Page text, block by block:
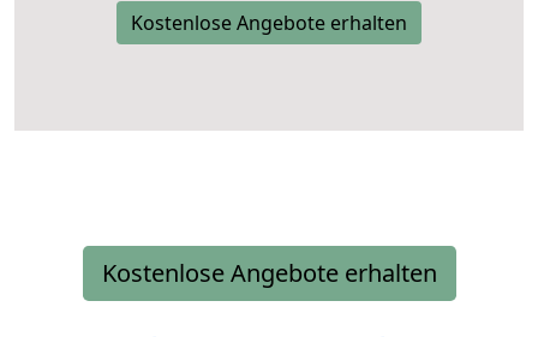
Kostenlose Angebote erhalten
Kostenlose Angebote erhalten